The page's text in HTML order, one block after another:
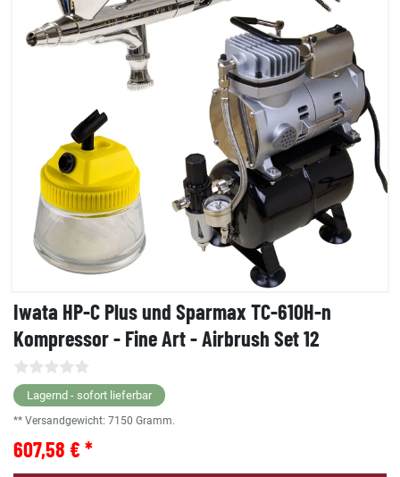
Iwata HP-C Plus und Sparmax TC-610H-n
Kompressor - Fine Art - Airbrush Set 12
Lagernd - sofort lieferbar
** Versandgewicht: 7150 Gramm.
607,58 € *